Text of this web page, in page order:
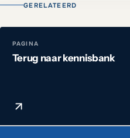
GERELATEERD
PAGINA
Terug naar kennisbank